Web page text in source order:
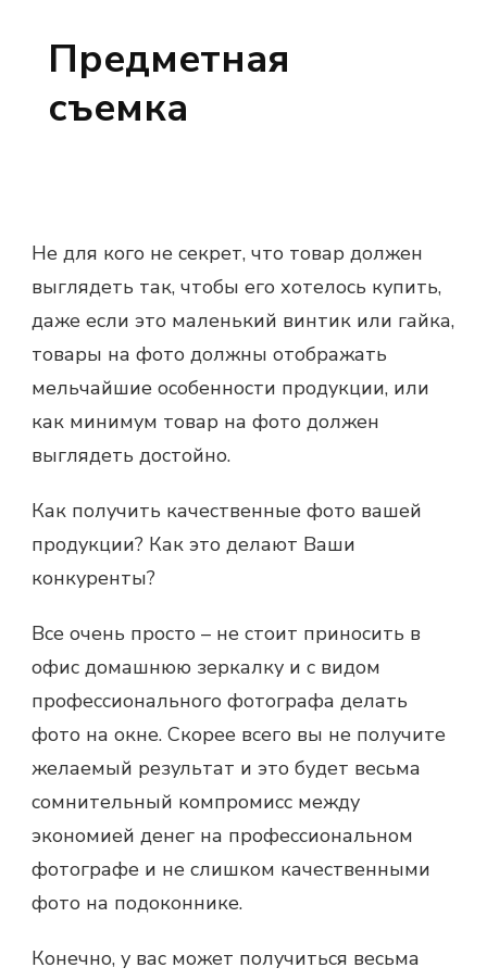
Предметная
съемка
Не для кого не секрет, что товар должен
выглядеть так, чтобы его хотелось купить,
даже если это маленький винтик или гайка,
товары на фото должны отображать
мельчайшие особенности продукции, или
как минимум товар на фото должен
выглядеть достойно.
Как получить качественные фото вашей
продукции? Как это делают Ваши
конкуренты?
Все очень просто – не стоит приносить в
офис домашнюю зеркалку и с видом
профессионального фотографа делать
фото на окне. Скорее всего вы не получите
желаемый результат и это будет весьма
сомнительный компромисс между
экономией денег на профессиональном
фотографе и не слишком качественными
фото на подоконнике.
Конечно, у вас может получиться весьма